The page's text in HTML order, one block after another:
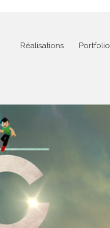
Réalisations Portfolio